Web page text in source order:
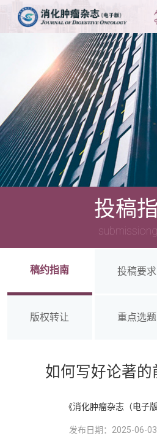
投稿
稿约指南 投稿要求
版权转让 重点选题
如何写好论著的
《消化肿瘤杂志（电子
发布日期：2025-06-